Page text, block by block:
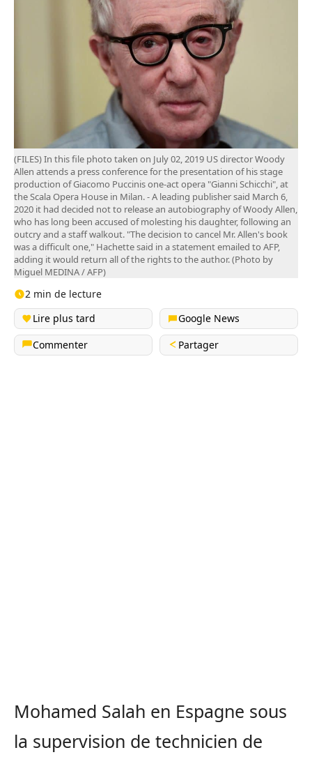
(FILES) In this file photo taken on July 02, 2019 US director Woody
Allen attends a press conference for the presentation of his stage
production of Giacomo Puccinis one-act opera "Gianni Schicchi", at
the Scala Opera House in Milan. - A leading publisher said March 6,
2020 it had decided not to release an autobiography of Woody Allen,
who has long been accused of molesting his daughter, following an
outcry and a staff walkout. "The decision to cancel Mr. Allen's book
was a difficult one," Hachette said in a statement emailed to AFP,
adding it would return all of the rights to the author. (Photo by
Miguel MEDINA / AFP)
2 min de lecture
Lire plus tard
Google News
Commenter
Partager
Mohamed Salah en Espagne sous
la supervision de technicien de